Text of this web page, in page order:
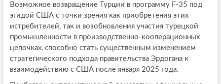
Возможное возвращение Турции в программу F-35 под
эгидой США с точки зрения как приобретения этих
истребителей, так и возобновления участия турецкой
промышленности в производственно-кооперационных
цепочках, способно стать существенным изменением
стратегического подхода правительства Эрдогана к
взаимодействию с США после января 2025 года.